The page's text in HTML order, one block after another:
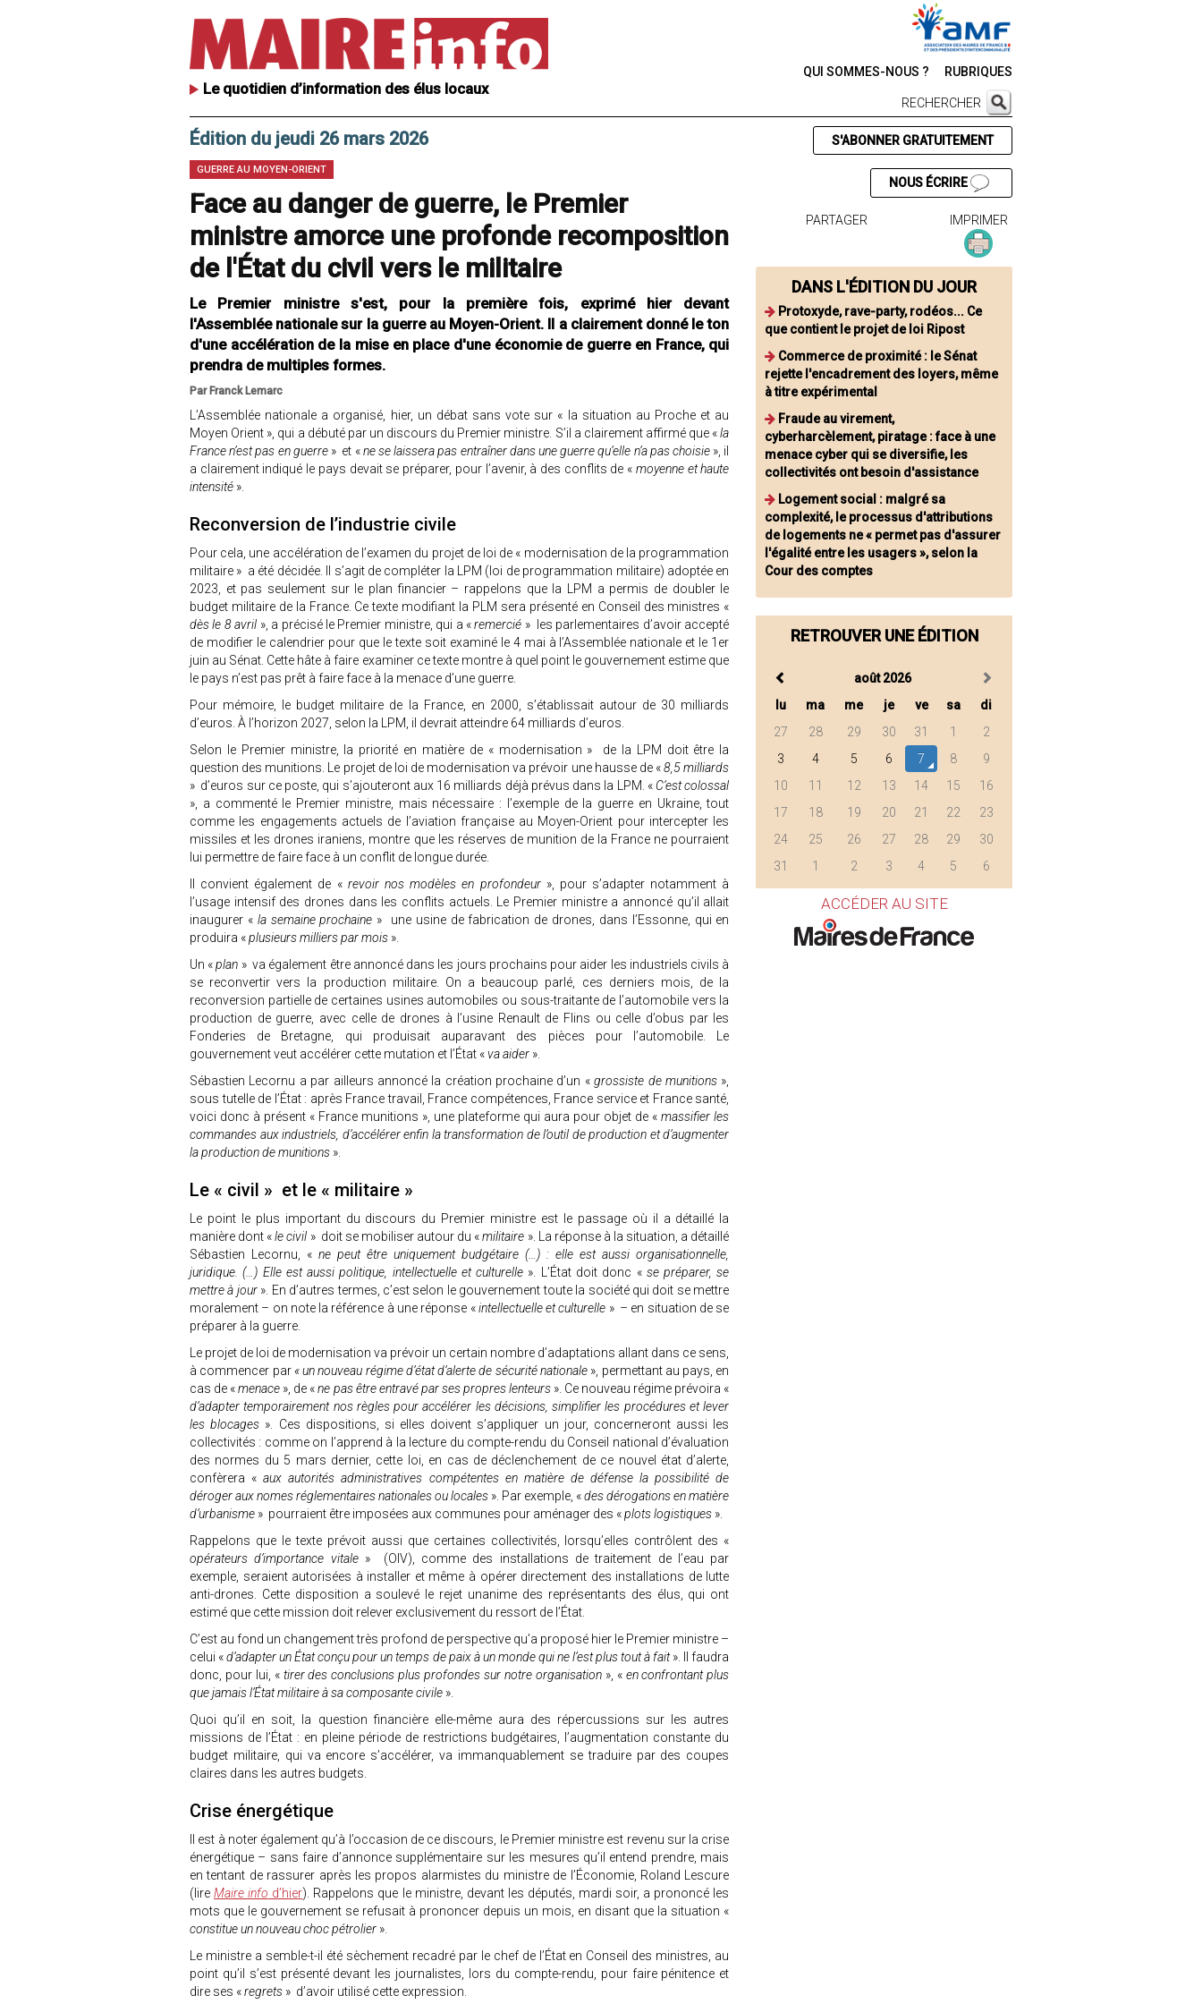
Le quotidien d’information des élus locaux
QUI SOMMES-NOUS ? RUBRIQUES
RECHERCHER
Édition du jeudi 26 mars 2026
GUERRE AU MOYEN-ORIENT
Face au danger de guerre, le Premier
ministre amorce une profonde recomposition
de l'État du civil vers le militaire
Le Premier ministre s'est, pour la première fois, exprimé hier devant
l'Assemblée nationale sur la guerre au Moyen-Orient. Il a clairement donné le ton
d'une accélération de la mise en place d'une économie de guerre en France, qui
prendra de multiples formes.
Par Franck Lemarc
L’Assemblée nationale a organisé, hier, un débat sans vote sur « la situation au Proche et au
Moyen Orient », qui a débuté par un discours du Premier ministre. S’il a clairement affirmé que «la
France n’est pas en guerre» et «ne se laissera pas entraîner dans une guerre qu’elle n’a pas choisie», il
a clairement indiqué le pays devait se préparer, pour l’avenir, à des conflits de « moyenne et haute
intensité ».
Reconversion de l’industrie civile
Pour cela, une accélération de l’examen du projet de loi de « modernisation de la programmation
militaire » a été décidée. Il s’agit de compléter la LPM (loi de programmation militaire) adoptée en
2023, et pas seulement sur le plan financier – rappelons que la LPM a permis de doubler le
budget militaire de la France. Ce texte modifiant la PLM sera présenté en Conseil des ministres «
dès le 8 avril », a précisé le Premier ministre, qui a «remercié » les parlementaires d’avoir accepté
de modifier le calendrier pour que le texte soit examiné le 4 mai à l’Assemblée nationale et le 1er
juin au Sénat. Cette hâte à faire examiner ce texte montre à quel point le gouvernement estime que
le pays n’est pas prêt à faire face à la menace d’une guerre.
Pour mémoire, le budget militaire de la France, en 2000, s’établissait autour de 30 milliards
d’euros. À l’horizon 2027, selon la LPM, il devrait atteindre 64 milliards d’euros.
Selon le Premier ministre, la priorité en matière de « modernisation » de la LPM doit être la
question des munitions. Le projet de loi de modernisation va prévoir une hausse de «8,5 milliards
» d’euros sur ce poste, qui s’ajouteront aux 16 milliards déjà prévus dans la LPM. «C’est colossal
», a commenté le Premier ministre, mais nécessaire : l’exemple de la guerre en Ukraine, tout
comme les engagements actuels de l’aviation française au Moyen-Orient pour intercepter les
missiles et les drones iraniens, montre que les réserves de munition de la France ne pourraient
lui permettre de faire face à un conflit de longue durée.
Il convient également de «revoir nos modèles en profondeur», pour s’adapter notamment à
l’usage intensif des drones dans les conflits actuels. Le Premier ministre a annoncé qu’il allait
inaugurer « la semaine prochaine » une usine de fabrication de drones, dans l’Essonne, qui en
produira «plusieurs milliers par mois ».
Un «plan » va également être annoncé dans les jours prochains pour aider les industriels civils à
se reconvertir vers la production militaire. On a beaucoup parlé, ces derniers mois, de la
reconversion partielle de certaines usines automobiles ou sous-traitante de l’automobile vers la
production de guerre, avec celle de drones à l’usine Renault de Flins ou celle d’obus par les
Fonderies de Bretagne, qui produisait auparavant des pièces pour l’automobile. Le
gouvernement veut accélérer cette mutation et l’État «va aider ».
Sébastien Lecornu a par ailleurs annoncé la création prochaine d’un «grossiste de munitions »,
sous tutelle de l’État : après France travail, France compétences, France service et France santé,
voici donc à présent « France munitions », une plateforme qui aura pour objet de « massifier les
commandes aux industriels, d’accélérer enfin la transformation de l’outil de production et d’augmenter
la production de munitions ».
Le « civil » et le « militaire »
Le point le plus important du discours du Premier ministre est le passage où il a détaillé la
manière dont «le civil » doit se mobiliser autour du «militaire ». La réponse à la situation, a détaillé
Sébastien Lecornu, « ne peut être uniquement budgétaire (…) : elle est aussi organisationnelle,
juridique. (…) Elle est aussi politique, intellectuelle et culturelle ». L’État doit donc «se préparer, se
mettre à jour». En d’autres termes, c’est selon le gouvernement toute la société qui doit se mettre
moralement – on note la référence à une réponse «intellectuelle et culturelle » – en situation de se
préparer à la guerre.
Le projet de loi de modernisation va prévoir un certain nombre d’adaptations allant dans ce sens,
à commencer par « un nouveau régime d’état d’alerte de sécurité nationale », permettant au pays, en
cas de «menace », de «ne pas être entravé par ses propres lenteurs». Ce nouveau régime prévoira «
d’adapter temporairement nos règles pour accélérer les décisions, simplifier les procédures et lever
les blocages ». Ces dispositions, si elles doivent s’appliquer un jour, concerneront aussi les
collectivités : comme on l’apprend à la lecture du compte-rendu du Conseil national d’évaluation
des normes du 5 mars dernier, cette loi, en cas de déclenchement de ce nouvel état d’alerte,
confèrera «aux autorités administratives compétentes en matière de défense la possibilité de
déroger aux nomes réglementaires nationales ou locales ». Par exemple, «des dérogations en matière
d’urbanisme » pourraient être imposées aux communes pour aménager des «plots logistiques ».
Rappelons que le texte prévoit aussi que certaines collectivités, lorsqu’elles contrôlent des «
opérateurs d’importance vitale» (OIV), comme des installations de traitement de l’eau par
exemple, seraient autorisées à installer et même à opérer directement des installations de lutte
anti-drones. Cette disposition a soulevé le rejet unanime des représentants des élus, qui ont
estimé que cette mission doit relever exclusivement du ressort de l’État.
C’est au fond un changement très profond de perspective qu’a proposé hier le Premier ministre –
celui «d’adapter un État conçu pour un temps de paix à un monde qui ne l’est plus tout à fait». Il faudra
donc, pour lui, « tirer des conclusions plus profondes sur notre organisation», «en confrontant plus
que jamais l’État militaire à sa composante civile ».
Quoi qu’il en soit, la question financière elle-même aura des répercussions sur les autres
missions de l’État : en pleine période de restrictions budgétaires, l’augmentation constante du
budget militaire, qui va encore s’accélérer, va immanquablement se traduire par des coupes
claires dans les autres budgets.
Crise énergétique
Il est à noter également qu’à l’occasion de ce discours, le Premier ministre est revenu sur la crise
énergétique – sans faire d’annonce supplémentaire sur les mesures qu’il entend prendre, mais
en tentant de rassurer après les propos alarmistes du ministre de l’Économie, Roland Lescure
(lireMaire info d’hier). Rappelons que le ministre, devant les députés, mardi soir, a prononcé les
mots que le gouvernement se refusait à prononcer depuis un mois, en disant que la situation «
constitue un nouveau choc pétrolier ».
Le ministre a semble-t-il été sèchement recadré par le chef de l’État en Conseil des ministres, au
point qu’il s’est présenté devant les journalistes, lors du compte-rendu, pour faire pénitence et
dire ses «regrets » d’avoir utilisé cette expression.
S'ABONNER GRATUITEMENT
NOUS ÉCRIRE
PARTAGER IMPRIMER
DANS L'ÉDITION DU JOUR
Protoxyde, rave-party, rodéos... Ce
que contient le projet de loi Ripost
Commerce de proximité : le Sénat
rejette l'encadrement des loyers, même
à titre expérimental
Fraude au virement,
cyberharcèlement, piratage : face à une
menace cyber qui se diversifie, les
collectivités ont besoin d'assistance
Logement social : malgré sa
complexité, le processus d'attributions
de logements ne « permet pas d'assurer
l'égalité entre les usagers », selon la
Cour des comptes
RETROUVER UNE ÉDITION
août 2026
lu
ma me je ve sa
di
27
28 29 30 31 1
2
3
4 5 6 7 8
9
10
11 12 13 14 15
16
17
18 19 20 21 22
23
24
25 26 27 28 29
30
31
1 2 3 4 5 6
ACCÉDER AU SITE